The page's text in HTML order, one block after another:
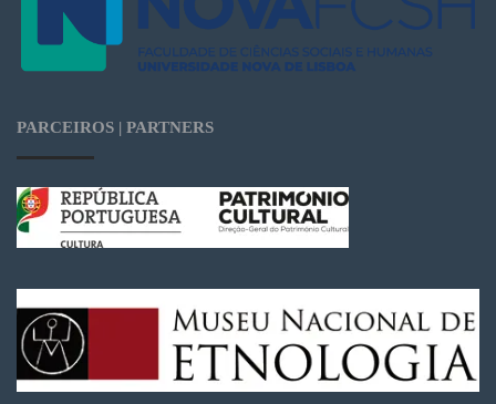
PARCEIROS | PARTNERS